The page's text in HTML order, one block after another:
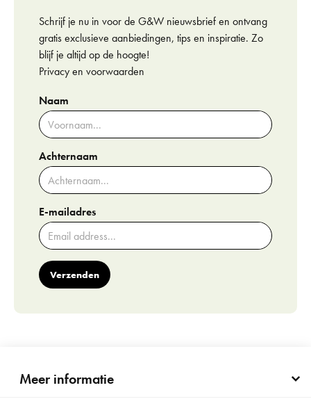
Schrijf je nu in voor de G&W nieuwsbrief en ontvang
gratis exclusieve aanbiedingen, tips en inspiratie. Zo
blijf je altijd op de hoogte!
Privacy en voorwaarden
Naam
Achternaam
E-mailadres
Verzenden
Meer informatie